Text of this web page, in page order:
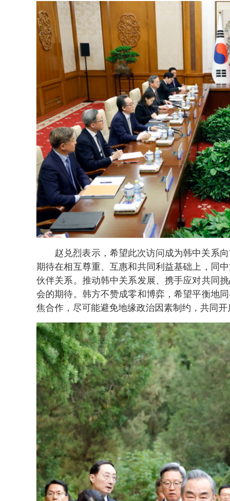
赵兑烈表示，希望此次访问成为韩中关系
期待在相互尊重、互惠和共同利益基础上，同
伙伴关系。推动韩中关系发展、携手应对共同
会的期待。韩方不赞成零和博弈，希望平衡地
焦合作，尽可能避免地缘政治因素制约，共同开